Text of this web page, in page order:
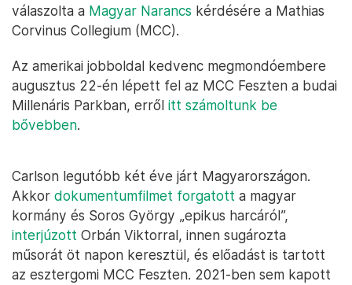
válaszolta a Magyar Narancs kérdésére a Mathias
Corvinus Collegium (MCC).
Az amerikai jobboldal kedvenc megmondóembere
augusztus 22-én lépett fel az MCC Feszten a budai
Millenáris Parkban, erről itt számoltunk be
bővebben.
Carlson legutóbb két éve járt Magyarországon.
Akkor dokumentumfilmet forgatott a magyar
kormány és Soros György „epikus harcáról”,
interjúzott Orbán Viktorral, innen sugározta
műsorát öt napon keresztül, és előadást is tartott
az esztergomi MCC Feszten. 2021-ben sem kapott